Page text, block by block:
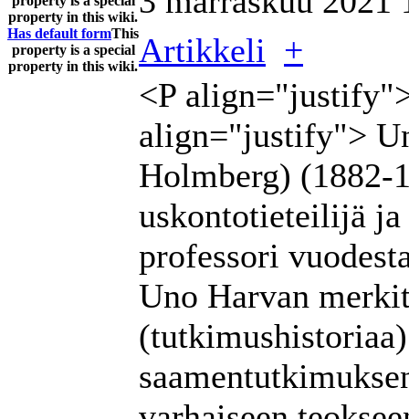
property in this wiki.
Has default formThis
property is a special
property in this wiki.Artikkeli +
<P
align="justify">
Holmberg) (1882-
uskontotieteilijä
professori
Uno Harvan